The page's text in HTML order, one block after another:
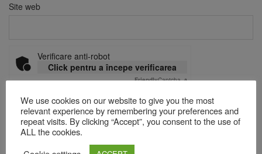
Site web
Verificare anti-robot
Click pentru a începe verificarea
FriendlyCaptcha ⇗
Acest site folosește Akismet pentru a reduce spamul.Află cum
sunt procesate datele comentariilor tale
We use cookies on our website to give you the most
relevant experience by remembering your preferences and
repeat visits. By clicking “Accept”, you consent to the use of
ALL the cookies.